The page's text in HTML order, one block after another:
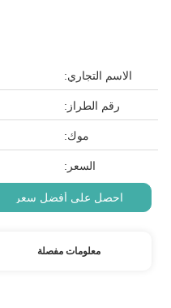
الاسم التجاري:
رقم الطراز:
موك:
السعر:
احصل على أفضل سعر
معلومات مفصلة